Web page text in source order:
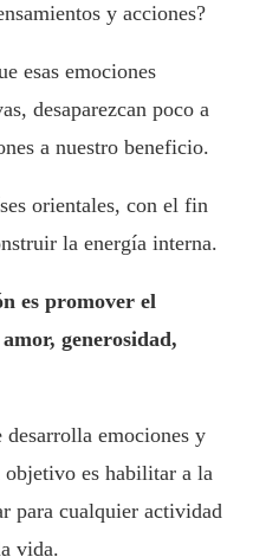
y acciones?
esas emociones
desaparezcan poco a
a nuestro beneficio.
orientales, con el fin
la energía interna.
es promover el
generosidad,
desarrolla emociones y
es habilitar a la
para cualquier actividad
vida.